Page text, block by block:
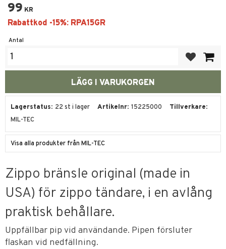
99 KR
Antal
Lagerstatus 22 st i lager Artikelnr 15225000
Tillverkare
MIL-TEC
Visa alla produkter från MIL-TEC
Zippo bränsle original (made in
USA) för zippo tändare, i en avlång
praktisk behållare.
Uppfällbar pip vid användande. Pipen försluter
flaskan vid nedfällning.